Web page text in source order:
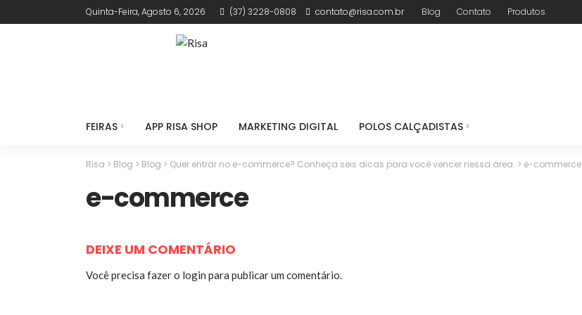
Quinta-Feira, Agosto 6, 2026 (37) 3228-0808 contato@risa.com.br Blog Contato Produtos
FEIRAS APP RISA SHOP MARKETING DIGITAL POLOS CALÇADISTAS
Risa > Blog > Blog > Quer entrar no e-commerce? Conheça seis dicas para você vencer nessa área. > e-commerce
e-commerce
DEIXE UM COMENTÁRIO
Você precisa fazer o login para publicar um comentário.